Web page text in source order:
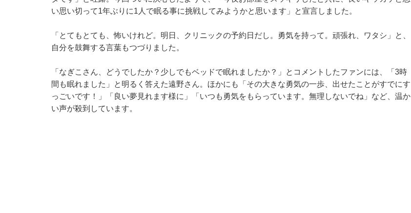
い思い切って1年ぶりに1人で眠る事に挑戦してみようかと思います」と宣言しました。
「とてもとても、怖いけれど。明日、クリニックの予約日だし。勇気を持って。頑張れ、ワタシ」と、
自分を鼓舞する言葉もつづりました。
「なぎこさん、どうでしたか？少しでもベッドで眠れましたか？」とコメントしたファンには、「3時
間も眠れました」と明るく答えた遠野さん。ほかにも「その大きな勇気の一歩、出せたことがすでにす
っごいです！」「良い夢見れます様に」「いつも勇気をもらっています。無理しないでね」など、温か
い声が殺到しています。